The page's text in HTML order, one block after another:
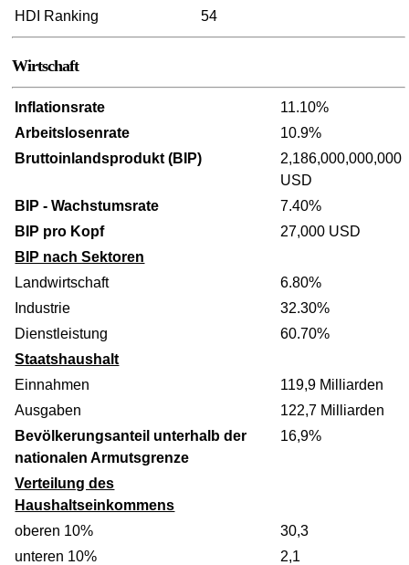
HDI Ranking 54
Wirtschaft
Inflationsrate
11.10%
Arbeitslosenrate
10.9%
Bruttoinlandsprodukt (BIP)
2,186,000,000,000
USD
BIP - Wachstumsrate
7.40%
BIP pro Kopf
27,000 USD
BIP nach Sektoren
Landwirtschaft
6.80%
Industrie
32.30%
Dienstleistung
60.70%
Staatshaushalt
Einnahmen
119,9 Milliarden
Ausgaben
122,7 Milliarden
Bevölkerungsanteil unterhalb der
nationalen Armutsgrenze
16,9%
Verteilung des
Haushaltseinkommens
oberen 10%
30,3
unteren 10%
2,1